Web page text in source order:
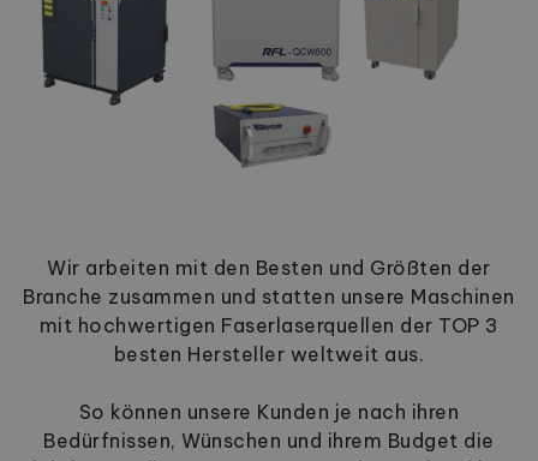
Wir arbeiten mit den Besten und Größten der
Branche zusammen und statten unsere Maschinen
mit hochwertigen Faserlaserquellen der TOP 3
besten Hersteller weltweit aus.
So können unsere Kunden je nach ihren
Bedürfnissen, Wünschen und ihrem Budget die